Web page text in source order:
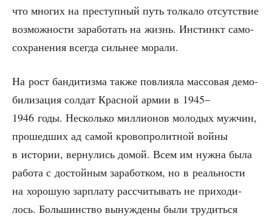
что мно­гих на пре­ступ­ный путь тол­ка­ло отсут­ствие
воз­мож­но­сти зара­бо­тать на жизнь. Инстинкт само­
со­хра­не­ния все­гда силь­нее морали.
На рост бан­ди­тиз­ма так­же повли­я­ла мас­со­вая демо­
би­ли­за­ция сол­дат Крас­ной армии в 1945–
1946 годы. Несколь­ко мил­ли­о­нов моло­дых муж­чин,
про­шед­ших ад самой кро­во­про­лит­ной вой­ны
в исто­рии, вер­ну­лись домой. Всем им нуж­на была
рабо­та с достой­ным зара­бот­ком, но в реаль­но­сти
на хоро­шую зар­пла­ту рас­счи­ты­вать не при­хо­ди­
лось. Боль­шин­ство вынуж­де­ны были тру­дить­ся